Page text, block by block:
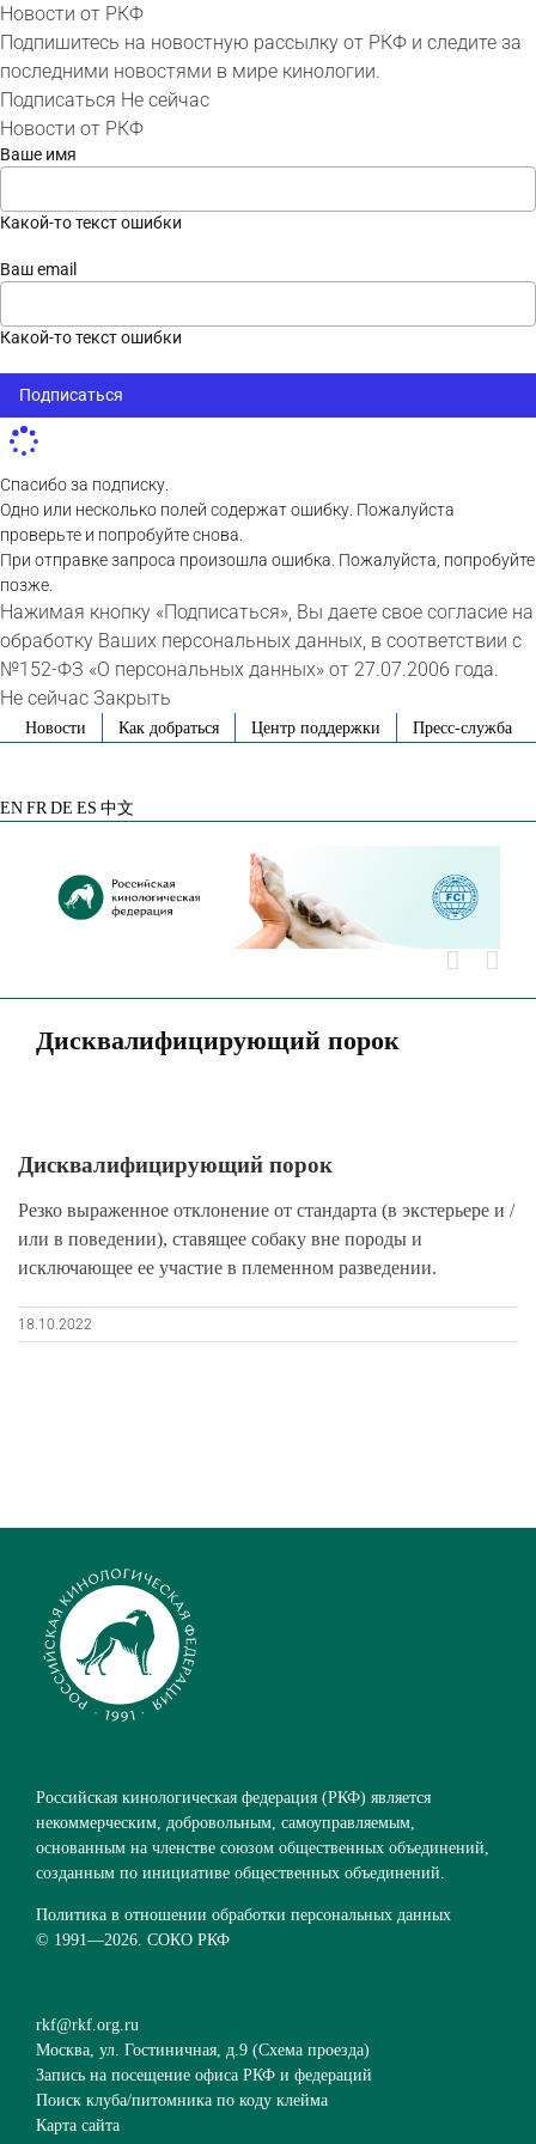
Новости от РКФ
Подпишитесь на новостную рассылку от РКФ и следите за
последними новостями в мире кинологии.
Подписаться Не сейчас
Новости от РКФ
Ваше имя
Какой-то текст ошибки
Ваш email
Какой-то текст ошибки
Подписаться
Спасибо за подписку.
Одно или несколько полей содержат ошибку. Пожалуйста
проверьте и попробуйте снова.
При отправке запроса произошла ошибка. Пожалуйста, попробуйте
позже.
Нажимая кнопку «Подписаться», Вы даете свое согласие на
обработку Ваших персональных данных, в соответствии с
№152-ФЗ «О персональных данных» от 27.07.2006 года.
Не сейчас Закрыть
SkipНовости Как добраться Центр поддержки Пресс-служба
EN FR DE ES 中文
Дисквалифицирующий порок
Дисквалифицирующий порок
Резко выраженное отклонение от стандарта (в экстерьере и /
или в поведении), ставящее собаку вне породы и
исключающее ее участие в племенном разведении.
18.10.2022
Российская кинологическая федерация (РКФ) является
некоммерческим, добровольным, самоуправляемым,
основанным на членстве союзом общественных объединений,
созданным по инициативе общественных объединений.
Политика в отношении обработки персональных данных
© 1991—2026. СОКО РКФ
rkf@rkf.org.ru
Москва, ул. Гостиничная, д.9 (Схема проезда)
Запись на посещение офиса РКФ и федераций
Поиск клуба/питомника по коду клейма
Карта сайта